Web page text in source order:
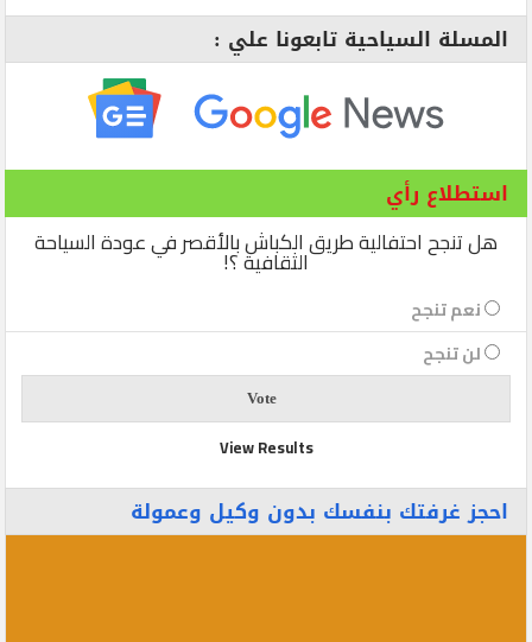
المسلة السياحية تابعونا علي :
استطلاع رأي
هل تنجح احتفالية طريق الكباش بالأقصر في عودة السياحة
الثقافية ؟!
نعم تنجح
لن تنجح
View Results
احجز غرفتك بنفسك بدون وكيل وعمولة